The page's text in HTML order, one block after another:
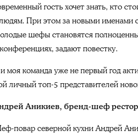
гость хочет знать, кто
При этом за новыми именами
шефы становятся
задают повестку.
моя команда уже не первый год
личный топ-5 представителей
Аникиев, бренд-шеф
повар северной кухни Андрей